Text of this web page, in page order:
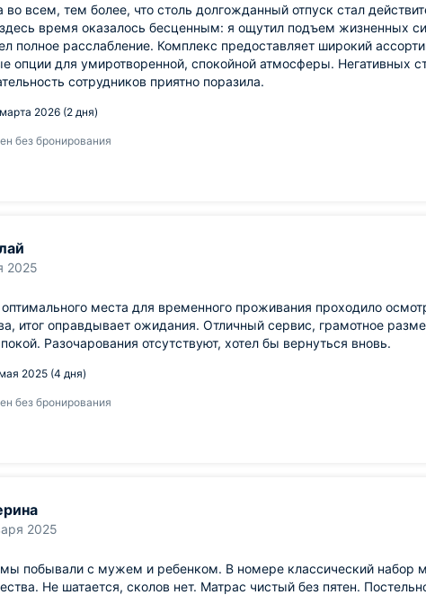
во всем, тем более, что столь долгожданный отпуск стал
время оказалось бесценным: я ощутил подъем жизненных
полное расслабление. Комплекс предоставляет широкий
опции для умиротворенной, спокойной атмосферы. Негативных
сотрудников приятно поразила.
2026 (2 дня)
без бронирования
2025
места для временного проживания проходило
итог оправдывает ожидания. Отличный сервис, грамотное
Разочарования отсутствуют, хотел бы вернуться вновь.
2025 (4 дня)
без бронирования
2025
мы побывали с мужем и ребенком. В номере классический набор
Не шатается, сколов нет. Матрас чистый без пятен.